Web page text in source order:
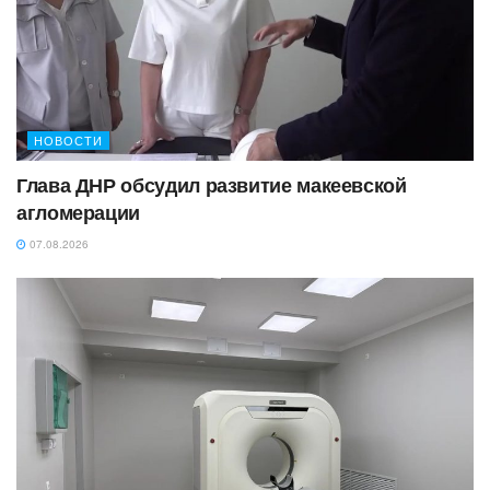
НОВОСТИ
Глава ДНР обсудил развитие макеевской
агломерации
07.08.2026